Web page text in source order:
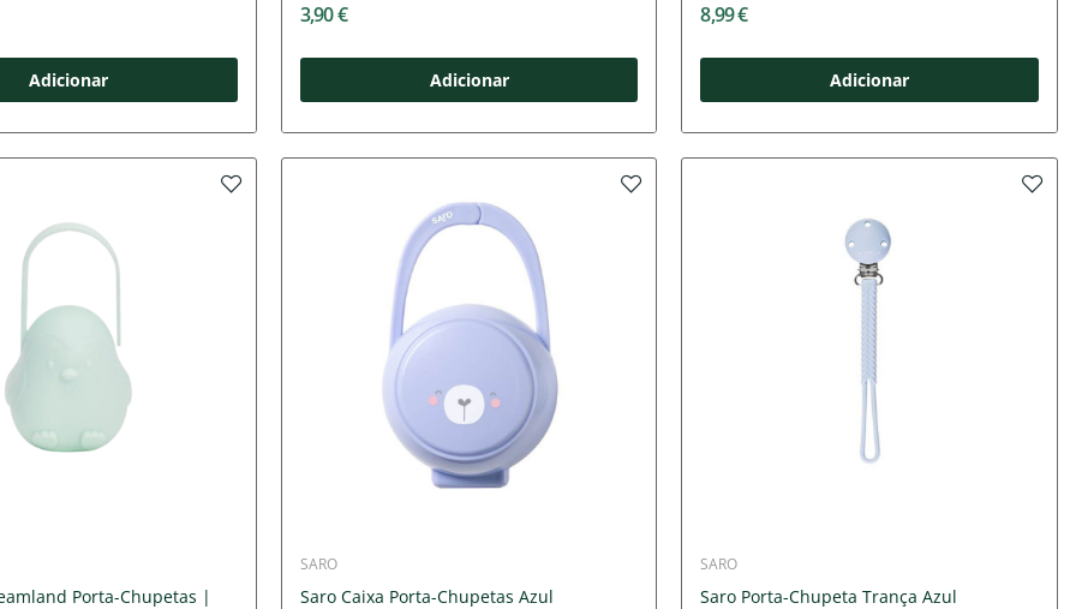
Adicionar
3,90 €
Adicionar
8,99 €
Adicionar
Porta-Chupetas |
SARO
Saro Caixa Porta-Chupetas Azul
SARO
Saro Porta-Chupeta Trança Azul